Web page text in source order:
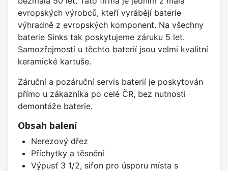
evropských výrobců, kteří vyrábějí baterie
výhradně z evropských komponent. Na všechny
baterie Sinks tak poskytujeme záruku 5 let.
Samozřejmostí u těchto baterií jsou velmi kvalitní
keramické kartuše.
Záruční a pozáruční servis baterií je poskytován
přímo u zákazníka po celé ČR, bez nutnosti
demontáže baterie.
Obsah balení
Nerezový dřez
Příchytky a těsnění
Výpusť 3 1/2, sifon pro úsporu místa s